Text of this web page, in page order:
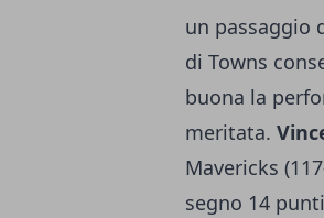
un passaggio
di Towns
buona la
meritata.
Mavericks
segno 14